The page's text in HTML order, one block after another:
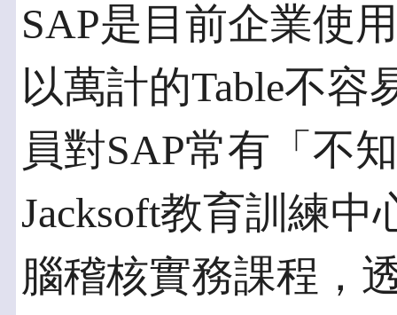
SAP是目前企業使
以萬計的Table不容
員對SAP常有「不
Jacksoft教育訓練中
腦稽核實務課程，